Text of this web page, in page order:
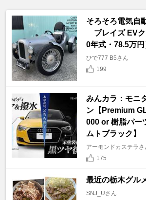
そろそろ電気自
ブレイズ EV
0年式・78.5万円
ひで777 B5さん
199
みんカラ：モニ
ン【Premium
000 or 樹脂パー
ムトブラック】
アーモンドカステラさ
175
最近の栃木グル
SNJ_Uさん